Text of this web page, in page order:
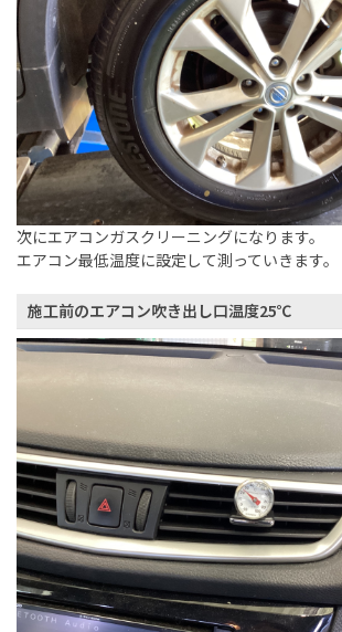
次にエアコンガスクリーニングになります。
エアコン最低温度に設定して測っていきます。
施工前のエアコン吹き出し口温度25℃